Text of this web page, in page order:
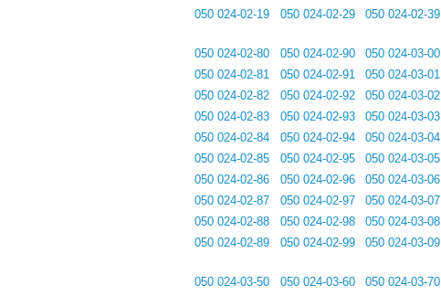
050 024-02-19
050 024-02-29
050 024-02-39
050 024-02-80
050 024-02-81
050 024-02-82
050 024-02-83
050 024-02-84
050 024-02-85
050 024-02-86
050 024-02-87
050 024-02-88
050 024-02-89
050 024-02-90
050 024-02-91
050 024-02-92
050 024-02-93
050 024-02-94
050 024-02-95
050 024-02-96
050 024-02-97
050 024-02-98
050 024-02-99
050 024-03-00
050 024-03-01
050 024-03-02
050 024-03-03
050 024-03-04
050 024-03-05
050 024-03-06
050 024-03-07
050 024-03-08
050 024-03-09
050 024-03-50
050 024-03-60
050 024-03-70